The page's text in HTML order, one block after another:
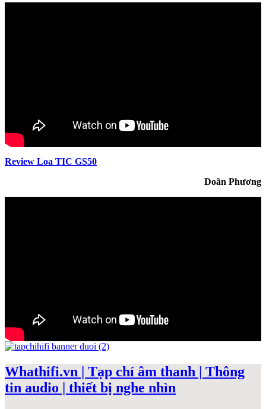
Review Loa TIC GS50
Doãn Phương
Whathifi.vn | Tạp chí âm thanh | Thông
tin audio | thiết bị nghe nhìn